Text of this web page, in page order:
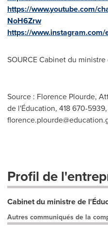
https://www.youtube.com/
NoH6Zrw
https://
SOURCE Cabinet du
Source : Florence Plourde,
de l'Éducation, 418 670-5939,
Profil de
Cabinet du ministre de
Autres communiqués de la